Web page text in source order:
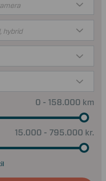
15.000 - 795.000 kr.
0 - 158.000 km
hybrid